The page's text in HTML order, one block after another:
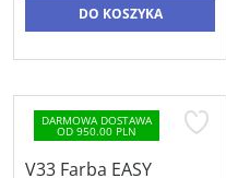
DO KOSZYKA
DARMOWA DOSTAWA
OD 950.00 PLN
V33 Farba EASY